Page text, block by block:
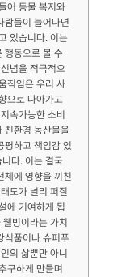
어 동물 복지와
람들이 늘어나면
있습니다. 이는
행동으로 볼 수
념을 적극적으
직임은 우리 사
으로 나아가고
속가능한 소비
친환경 농산물을
평하고 책임감 있
다. 이는 결국
체에 영향을 끼친
도가 널리 퍼질
에 기여하게 됩
빙이라는 가치
식품이나 슈퍼푸
의 삶뿐만 아니
구하게 만들며